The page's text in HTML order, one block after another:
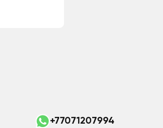
+77071207994